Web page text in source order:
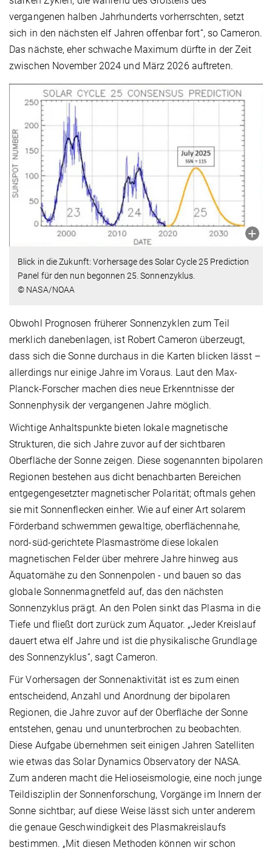
vergangenen halben Jahrhunderts vorherrschten, setzt
sich in den nächsten elf Jahren offenbar fort“, so Cameron.
Das nächste, eher schwache Maximum dürfte in der Zeit
zwischen November 2024 und März 2026 auftreten.
Blick in die Zukunft: Vorhersage des Solar Cycle 25 Prediction
Panel für den nun begonnen 25. Sonnenzyklus.
© NASA/NOAA
Obwohl Prognosen früherer Sonnenzyklen zum Teil
merklich danebenlagen, ist Robert Cameron überzeugt,
dass sich die Sonne durchaus in die Karten blicken lässt –
allerdings nur einige Jahre im Voraus. Laut den Max-
Planck-Forscher machen dies neue Erkenntnisse der
Sonnenphysik der vergangenen Jahre möglich.
Wichtige Anhaltspunkte bieten lokale magnetische
Strukturen, die sich Jahre zuvor auf der sichtbaren
Oberfläche der Sonne zeigen. Diese sogenannten bipolaren
Regionen bestehen aus dicht benachbarten Bereichen
entgegengesetzter magnetischer Polarität; oftmals gehen
sie mit Sonnenflecken einher. Wie auf einer Art solarem
Förderband schwemmen gewaltige, oberflächennahe,
nord-süd-gerichtete Plasmaströme diese lokalen
magnetischen Felder über mehrere Jahre hinweg aus
Äquatornähe zu den Sonnenpolen - und bauen so das
globale Sonnenmagnetfeld auf, das den nächsten
Sonnenzyklus prägt. An den Polen sinkt das Plasma in die
Tiefe und fließt dort zurück zum Äquator. „Jeder Kreislauf
dauert etwa elf Jahre und ist die physikalische Grundlage
des Sonnenzyklus“, sagt Cameron.
Für Vorhersagen der Sonnenaktivität ist es zum einen
entscheidend, Anzahl und Anordnung der bipolaren
Regionen, die Jahre zuvor auf der Oberfläche der Sonne
entstehen, genau und ununterbrochen zu beobachten.
Diese Aufgabe übernehmen seit einigen Jahren Satelliten
wie etwas das Solar Dynamics Observatory der NASA.
Zum anderen macht die Helioseismologie, eine noch junge
Teildisziplin der Sonnenforschung, Vorgänge im Innern der
Sonne sichtbar; auf diese Weise lässt sich unter anderem
die genaue Geschwindigkeit des Plasmakreislaufs
bestimmen. „Mit diesen Methoden können wir schon